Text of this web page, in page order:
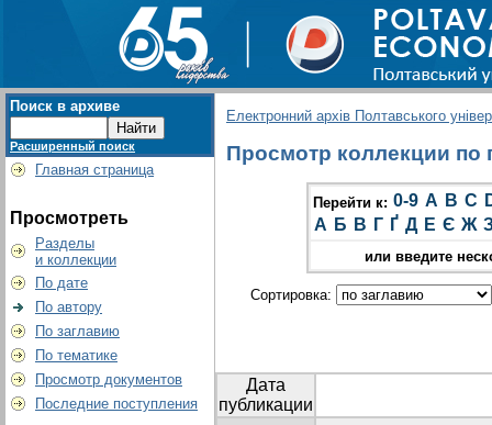
Поиск в архиве
Расширенный поиск
Главная страница
Просмотреть
Разделы
и коллекции
По дате
По автору
По заглавию
По тематике
Просмотр документов
Последние поступления
Електронний архів Полтавського
Просмотр коллекции по
Перейти к: 0-9 A B C
А Б В Г Ґ Д Е Є Ж
или введите
Сортировка:
Дата
публикации